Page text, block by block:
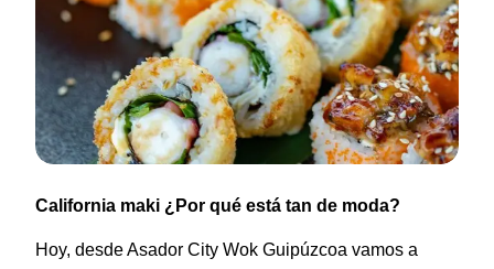
California maki ¿Por qué está tan de moda?
Hoy, desde Asador City Wok Guipúzcoa vamos a